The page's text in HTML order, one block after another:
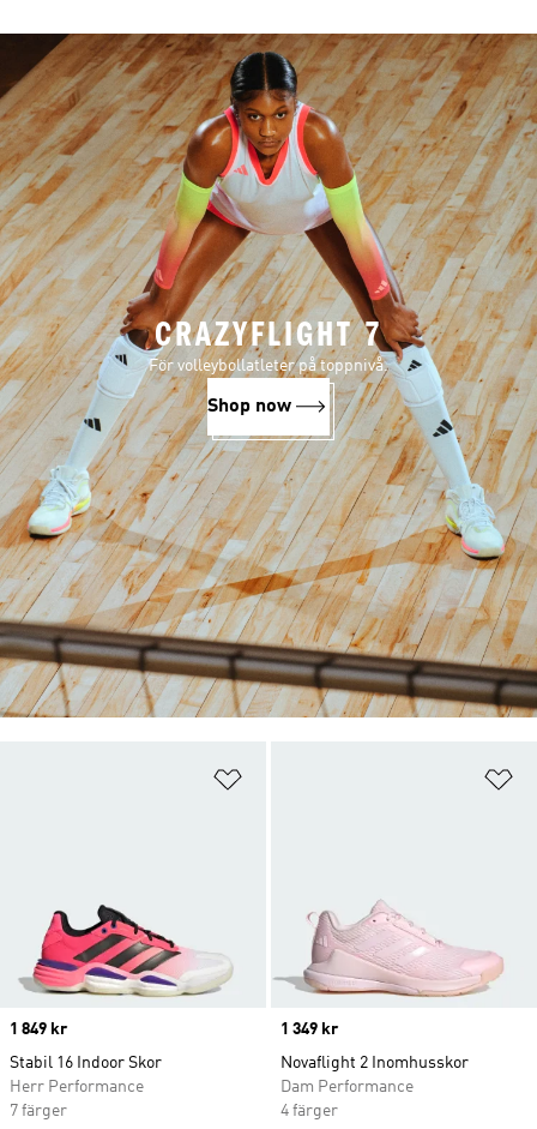
Price
1 849 kr
Stabil 16 Indoor Skor
Herr Performance
7 färger
Price
1 349 kr
Novaflight 2 Inomhusskor
Dam Performance
4 färger
CRAZYFLIGHT 7
För volleybollatleter på toppnivå.
Shop now